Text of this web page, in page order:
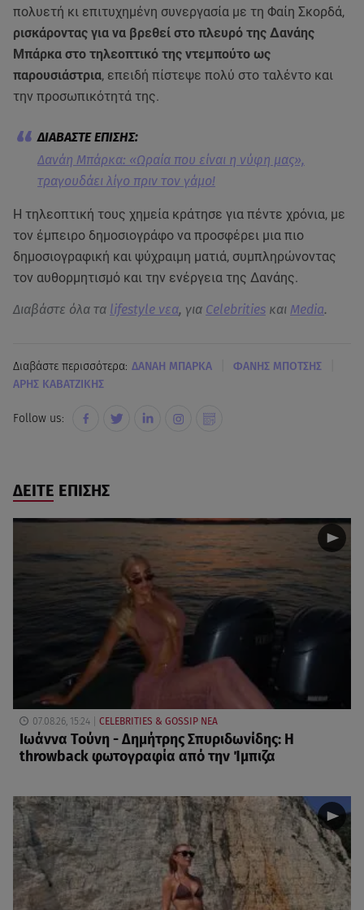
πολυετή κι επιτυχημένη συνεργασία με τη Φαίη Σκορδά,
ρισκάροντας για να βρεθεί στο πλευρό της Δανάης
Μπάρκα στο τηλεοπτικό της ντεμπούτο ως
παρουσιάστρια, επειδή πίστεψε πολύ στο ταλέντο και
την προσωπικότητά της.
Δανάη Μπάρκα: «Ωραία που είναι η νύφη μας»,
τραγουδάει λίγο πριν τον γάμο!
Η τηλεοπτική τους χημεία κράτησε για πέντε χρόνια, με
τον έμπειρο δημοσιογράφο να προσφέρει μια πιο
δημοσιογραφική και ψύχραιμη ματιά, συμπληρώνοντας
τον αυθορμητισμό και την ενέργεια της Δανάης.
Διαβάστε όλα τα lifestyle νεα, για Celebrities και Media.
Διαβάστε περισσότερα: ΔΑΝΑΗ ΜΠΑΡΚΑ ΦΑΝΗΣ ΜΠΟΤΣΗΣ
ΑΡΗΣ ΚΑΒΑΤΖΙΚΗΣ
Follow us:
ΔΕΙΤΕ ΕΠΙΣΗΣ
07.08.26, 15:24 CELEBRITIES & GOSSIP ΝΕΑ
Ιωάννα Τούνη - Δημήτρης Σπυριδωνίδης: Η
throwback φωτογραφία από την Ίμπιζα